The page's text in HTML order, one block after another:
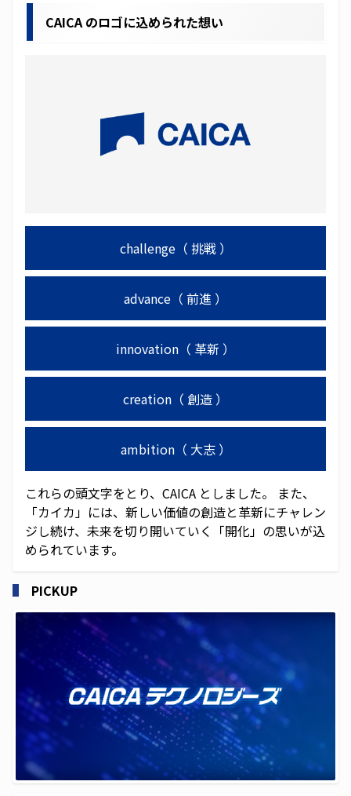
財務ハイライト
ディスクロージャーポリシー
免責事項
ニュースリリース
IR ライブラリー
IR カレンダー
採用情報
お問合わせ
個人情報保護方針
個人情報の取り扱い
CAICA のロゴに込められた想い
challenge（ 挑戦 ）
advance（ 前進 ）
innovation（ 革新 ）
creation（ 創造 ）
ambition（ 大志 ）
これらの頭文字をとり、CAICA としました。 また、
「カイカ」には、新しい価値の創造と革新にチャレン
ジし続け、未来を切り開いていく「開化」の思いが込
められています。
PICKUP